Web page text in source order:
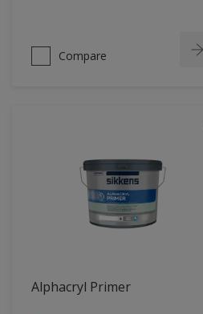
Compare
Alphacryl Primer